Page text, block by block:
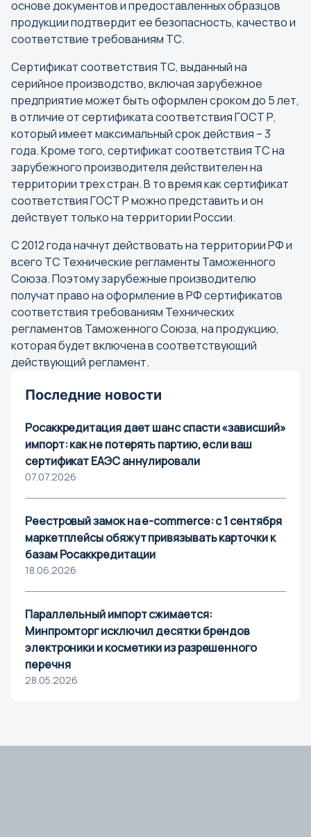
основе документов и предоставленных образцов
продукции подтвердит ее безопасность, качество и
соответствие требованиям ТС.
Сертификат соответствия ТС, выданный на
серийное производство, включая зарубежное
предприятие может быть оформлен сроком до 5 лет,
в отличие от сертификата соответствия ГОСТ Р,
который имеет максимальный срок действия – 3
года. Кроме того, сертификат соответствия ТС на
зарубежного производителя действителен на
территории трех стран. В то время как сертификат
соответствия ГОСТ Р можно представить и он
действует только на территории России.
С 2012 года начнут действовать на территории РФ и
всего ТС Технические регламенты Таможенного
Союза. Поэтому зарубежные производителю
получат право на оформление в РФ сертификатов
соответствия требованиям Технических
регламентов Таможенного Союза, на продукцию,
которая будет включена в соответствующий
действующий регламент.
Последние новости
Росаккредитация дает шанс спасти «зависший»
импорт: как не потерять партию, если ваш
сертификат ЕАЭС аннулировали
07.07.2026
Реестровый замок на e-commerce: с 1 сентября
маркетплейсы обяжут привязывать карточки к
базам Росаккредитации
18.06.2026
Параллельный импорт сжимается:
Минпромторг исключил десятки брендов
электроники и косметики из разрешенного
перечня
28.05.2026
Г
Горно-Алтайск
Грозный
Е
Екатеринбург
И
Иваново
Ижевск
Иркутск
Й
Йошкар-Ола
Казань
Калининград
Калуга
Кемерово
Кострома
Краснодар
Красноярск
Курган
Курск
Кызыл
Л
М